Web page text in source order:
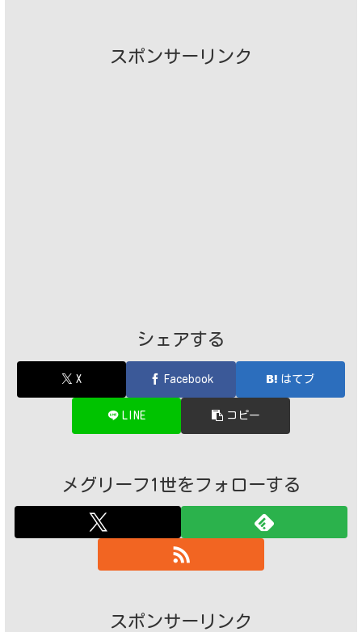
スポンサーリンク
シェアする
X Facebook はてブ
LINE コピー
メグリーフ1世をフォローする
スポンサーリンク